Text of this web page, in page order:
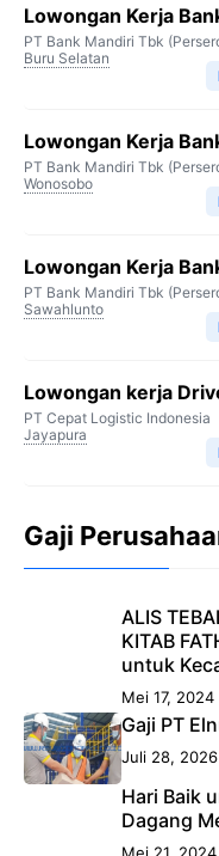
Lowongan Kerja
PT Bank Mandiri Tbk
Buru Selatan
Lowongan Kerja
PT Bank Mandiri Tbk
Wonosobo
Lowongan Kerja
PT Bank Mandiri Tbk
Sawahlunto
Lowongan kerja
PT Cepat Logistic Indonesia
Jayapura
Gaji
ALIS
KITAB
untuk
Mei 17, 2024
Gaji PT
Juli 28, 2026
Hari Baik
Dagang